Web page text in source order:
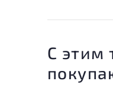
С этим